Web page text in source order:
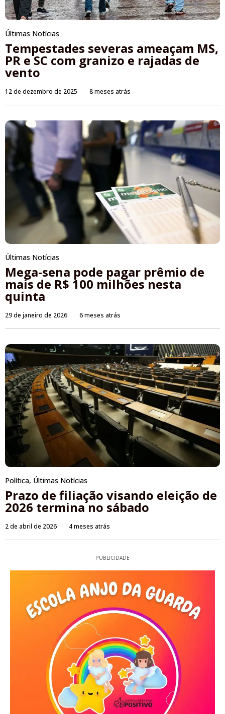
Últimas Notícias
Tempestades severas ameaçam MS,
PR e SC com granizo e rajadas de
vento
12 de dezembro de 2025 8 meses atrás
Últimas Notícias
Mega-sena pode pagar prêmio de
mais de R$ 100 milhões nesta
quinta
29 de janeiro de 2026 6 meses atrás
Política, Últimas Notícias
Prazo de filiação visando eleição de
2026 termina no sábado
2 de abril de 2026 4 meses atrás
PUBLICIDADE